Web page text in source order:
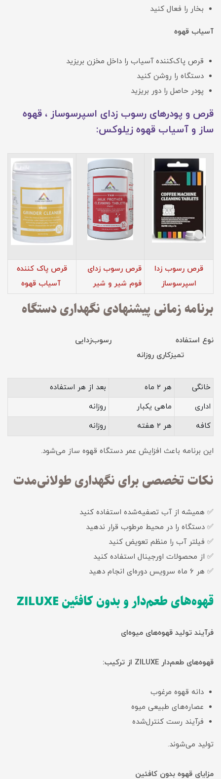
بخار را فعال کنید
آسیاب قهوه
قرص پاک‌کننده آسیاب را داخل مخزن بریزید
دستگاه را روشن کنید
پودر حاصل را دور بریزید
قرص و پودرهای رسوب زدای اسپرسوساز ، قهوه
ساز و آسیاب قهوه زیلوکس:
قرص رسوب زدا
اسپرسوساز
قرص رسوب زدای
فوم‌ شیر و شیر
قرص پاک کننده
آسیاب قهوه
برنامه زمانی پیشنهادی نگهداری دستگاه
نوع استفاده رسوب‌زدایی
تمیزکاری روزانه
خانگی هر 2 ماه
بعد از هر استفاده
اداری
ماهی یکبار
روزانه
کافه
هر 2 هفته روزانه
این برنامه باعث افزایش عمر دستگاه قهوه ساز می‌شود.
نکات تخصصی برای نگهداری طولانی‌مدت
✅ همیشه از آب تصفیه‌شده استفاده کنید
✅ دستگاه را در محیط مرطوب قرار ندهید
✅ فیلتر آب را منظم تعویض کنید
✅ از محصولات اورجینال استفاده کنید
✅ هر 6 ماه سرویس دوره‌ای انجام دهید
قهوه‌های طعم‌دار و بدون کافئین ZILUXE
فرآیند تولید قهوه‌های میوه‌ای
قهوه‌های طعم‌دار ZILUXE از ترکیب:
دانه قهوه مرغوب
عصاره‌های طبیعی میوه
فرآیند رست کنترل‌شده
تولید می‌شوند.
مزایای قهوه بدون کافئین